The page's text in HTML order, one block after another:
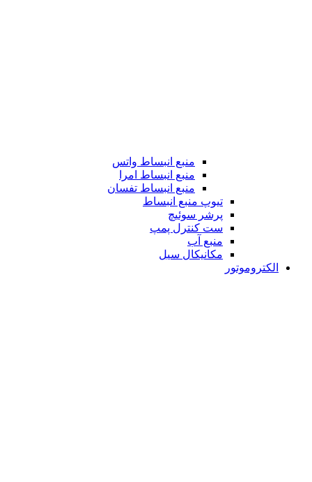
منبع انبساط واتس
منبع انبساط امرا
منبع انبساط تفسان
تیوپ منبع انبساط
پرشر سوئیچ
ست کنترل پمپ
منبع آب
مکانیکال سیل
الکتروموتور